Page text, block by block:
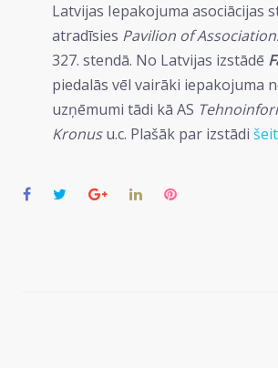
Latvijas Iepakojuma asociācijas
atradīsies Pavilion of
327. stendā. No Latvijas izstādē
piedalās vēl vairāki iepakojuma
uzņēmumi tādi kā AS
Kronusu.c. Plašāk par izstādi
Facebook
TwitterGoogle+LinkedInPinterest